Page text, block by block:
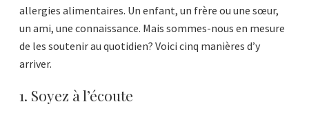
allergies alimentaires. Un enfant, un frère ou une sœur,
un ami, une connaissance. Mais sommes-nous en mesure
de les soutenir au quotidien? Voici cinq manières d’y
arriver.
1. Soyez à l’écoute